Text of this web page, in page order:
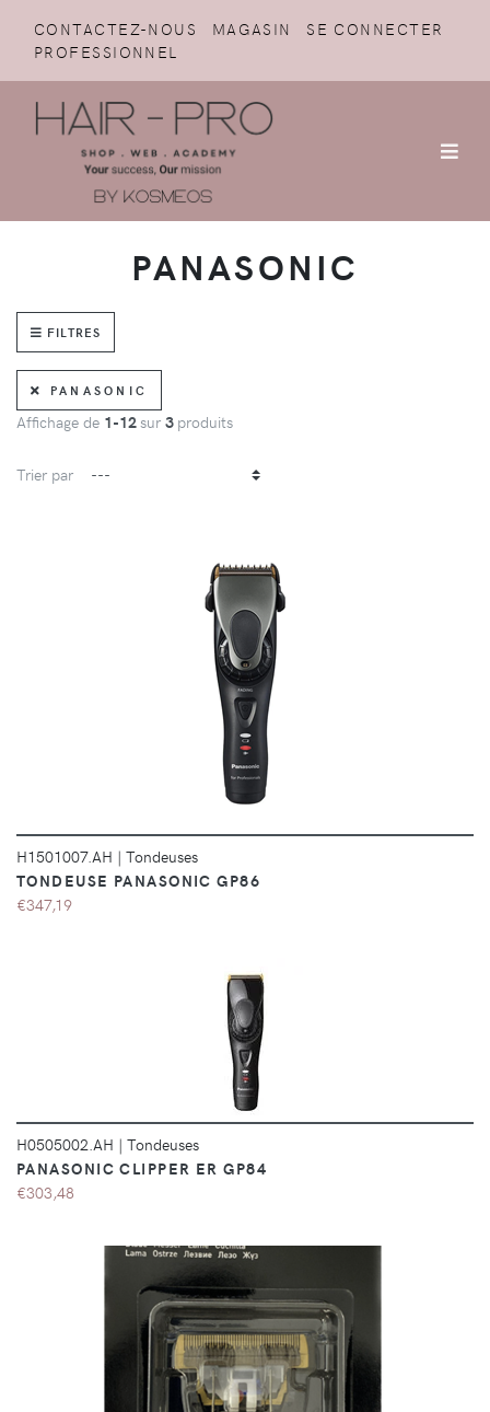
CONTACTEZ-NOUS MAGASIN
SE CONNECTER
PROFESSIONNEL
PANASONIC
FILTRES
PANASONIC
Affichage de 1-12sur 3 produits
Trier par
DÉTAILS
H1501007.AH | Tondeuses
TONDEUSE PANASONIC GP86
€347,19
DÉTAILS
H0505002.AH | Tondeuses
PANASONIC CLIPPER ER GP84
€303,48
DÉTAILS